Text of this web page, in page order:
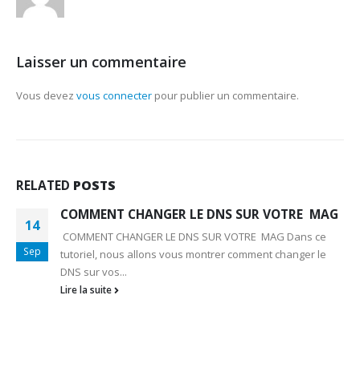
Laisser un commentaire
Vous devez vous connecter pour publier un commentaire.
RELATED POSTS
14
Sep
COMMENT CHANGER LE DNS SUR VOTRE MAG
COMMENT CHANGER LE DNS SUR VOTRE MAG Dans ce
tutoriel, nous allons vous montrer comment changer le
DNS sur vos...
Lire la suite